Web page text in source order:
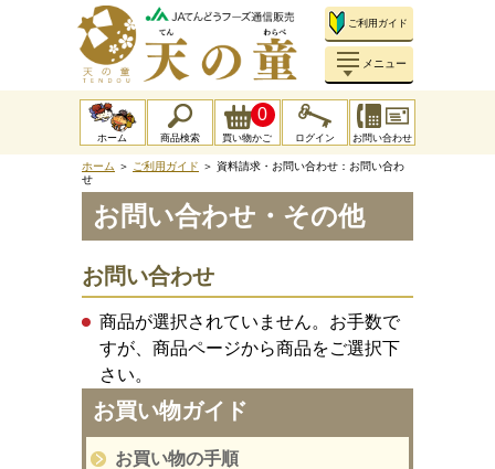
ご利用ガイド
メニュー
ホーム 商品検索 買い物かご
0
ログイン お問い合わせ
ホーム ＞ ご利用ガイド ＞ 資料請求・お問い合わせ：お問い合わ
せ
お問い合わせ・その他
お問い合わせ
商品が選択されていません。お手数で
すが、商品ページから商品をご選択下
さい。
お買い物ガイド
お買い物の手順